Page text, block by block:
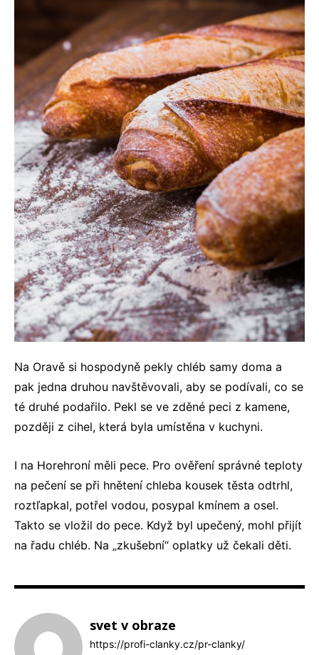
Na Oravě si hospodyně pekly chléb samy doma a
pak jedna druhou navštěvovali, aby se podívali, co se
té druhé podařilo. Pekl se ve zděné peci z kamene,
později z cihel, která byla umístěna v kuchyni.
I na Horehroní měli pece. Pro ověření správné teploty
na pečení se při hnětení chleba kousek těsta odtrhl,
roztľapkal, potřel vodou, posypal kmínem a osel.
Takto se vložil do pece. Když byl upečený, mohl přijít
na řadu chléb. Na „zkušební“ oplatky už čekali děti.
svet v obraze
https://profi-clanky.cz/pr-clanky/